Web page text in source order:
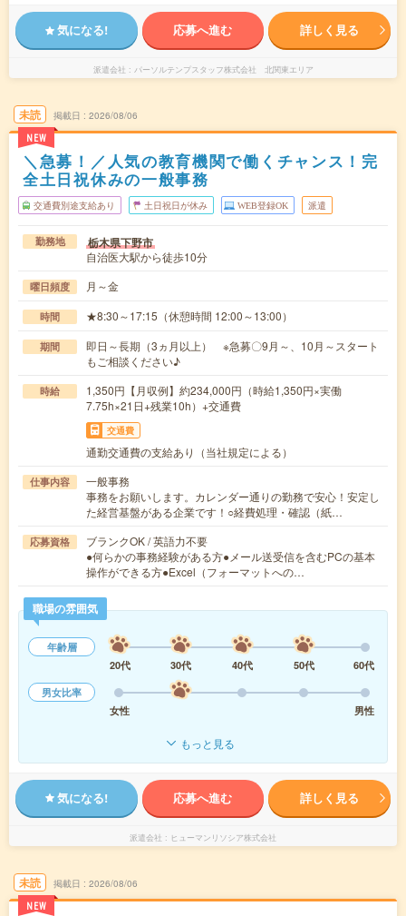
気になる! 応募へ進む 詳しく見る
派遣会社 パーソルテンプスタッフ株式会社 北関東エリア
未読
NEW
掲載日 2026/08/06
＼急募！／人気の教育機関で働くチャンス！完
全土日祝休みの一般事務
交通費別途支給あり 土日祝日が休み WEB登録OK 派遣
勤務地 栃木県下野市
自治医大駅から徒歩10分
曜日頻度 月～金
時間 ★8:30～17:15（休憩時間 12:00～13:00）
期間
即日～長期（3ヵ月以上） ※急募〇9月～、10月～スタート
もご相談ください♪
時給
1,350円【月収例】約234,000円（時給1,350円×実働
7.75h×21日+残業10h）+交通費
交通費
通勤交通費の支給あり（当社規定による）
仕事内容
一般事務
事務をお願いします。カレンダー通りの勤務で安心！安定し
た経営基盤がある企業です！○経費処理・確認（紙…
応募資格
ブランクOK / 英語力不要
●何らかの事務経験がある方●メール送受信を含むPCの基本
操作ができる方●Excel（フォーマットへの…
職場の雰囲気
年齢層
20代
30代 40代 50代
60代
男女比率
女性
男性
もっと見る
気になる! 応募へ進む 詳しく見る
派遣会社 ヒューマンリソシア株式会社
未読
NEW
掲載日 2026/08/06